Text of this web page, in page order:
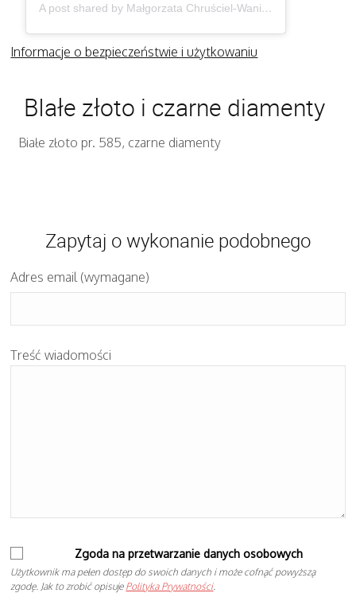
A post shared by Małgorzata Chruściel-Waniek (@gosiawaniek)
Informacje o bezpieczeństwie i użytkowaniu
BIałe złoto i czarne diamenty
Białe złoto pr. 585, czarne diamenty
Zapytaj o wykonanie podobnego
Adres email (wymagane)
Treść wiadomości
Zgoda na przetwarzanie danych osobowych
Użytkownik ma pełen dostęp do swoich danych i może cofnąć powyższą
zgodę. Jak to zrobić opisuje Polityka Prywatności.